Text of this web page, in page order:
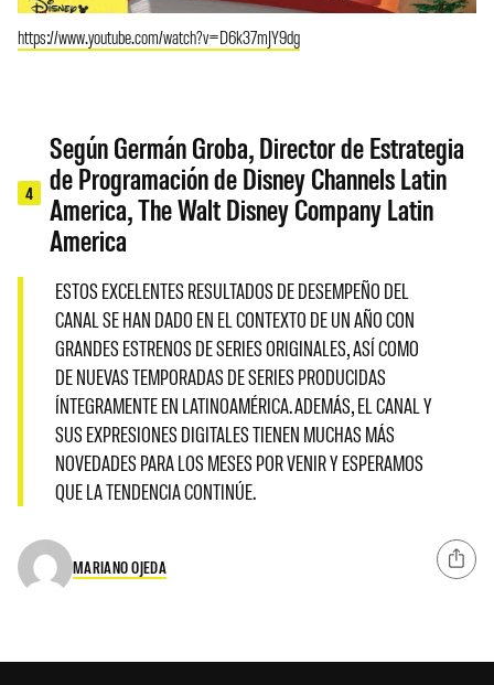
https://www.youtube.com/watch?v=D6k37mJY9dg
4
Según Germán Groba, Director de Estrategia
de Programación de Disney Channels Latin
America, The Walt Disney Company Latin
America
ESTOS EXCELENTES RESULTADOS DE DESEMPEÑO DEL
CANAL SE HAN DADO EN EL CONTEXTO DE UN AÑO CON
GRANDES ESTRENOS DE SERIES ORIGINALES, ASÍ COMO
DE NUEVAS TEMPORADAS DE SERIES PRODUCIDAS
ÍNTEGRAMENTE EN LATINOAMÉRICA. ADEMÁS, EL CANAL Y
SUS EXPRESIONES DIGITALES TIENEN MUCHAS MÁS
NOVEDADES PARA LOS MESES POR VENIR Y ESPERAMOS
QUE LA TENDENCIA CONTINÚE.
MARIANO OJEDA